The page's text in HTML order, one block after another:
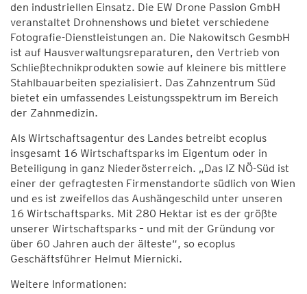
den industriellen Einsatz. Die EW Drone Passion GmbH
veranstaltet Drohnenshows und bietet verschiedene
Fotografie-Dienstleistungen an. Die Nakowitsch GesmbH
ist auf Hausverwaltungsreparaturen, den Vertrieb von
Schließtechnikprodukten sowie auf kleinere bis mittlere
Stahlbauarbeiten spezialisiert. Das Zahnzentrum Süd
bietet ein umfassendes Leistungsspektrum im Bereich
der Zahnmedizin.
Als Wirtschaftsagentur des Landes betreibt ecoplus
insgesamt 16 Wirtschaftsparks im Eigentum oder in
Beteiligung in ganz Niederösterreich. „Das IZ NÖ-Süd ist
einer der gefragtesten Firmenstandorte südlich von Wien
und es ist zweifellos das Aushängeschild unter unseren
16 Wirtschaftsparks. Mit 280 Hektar ist es der größte
unserer Wirtschaftsparks – und mit der Gründung vor
über 60 Jahren auch der älteste“, so ecoplus
Geschäftsführer Helmut Miernicki.
Weitere Informationen: